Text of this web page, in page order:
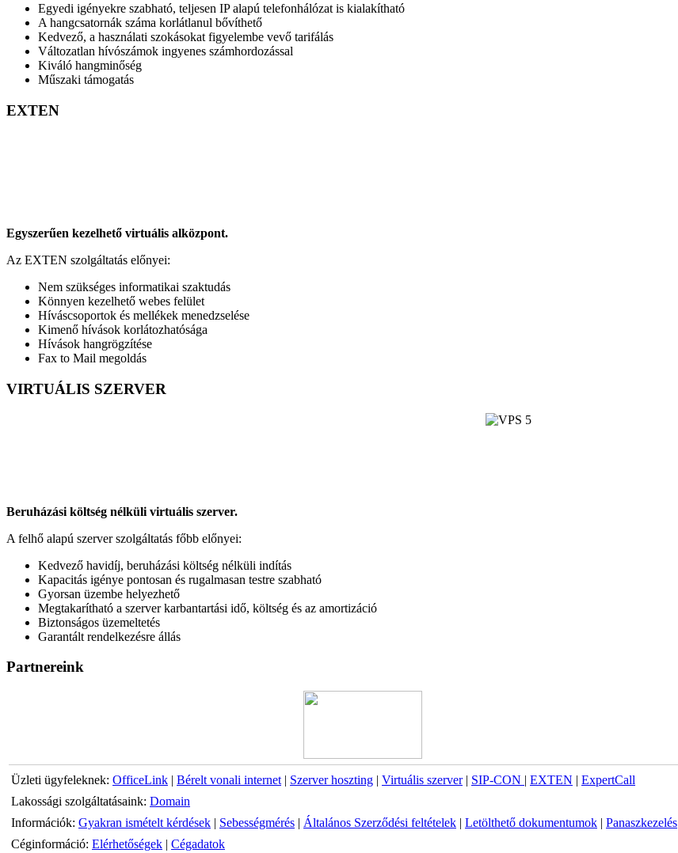
Egyedi igényekre szabható, teljesen IP alapú telefonhálózat is kialakítható
A hangcsatornák száma korlátlanul bővíthető
Kedvező, a használati szokásokat figyelembe vevő tarifálás
Változatlan hívószámok ingyenes számhordozással
Kiváló hangminőség
Műszaki támogatás
EXTEN
Egyszerűen kezelhető virtuális alközpont.
Az EXTEN szolgáltatás előnyei:
Nem szükséges informatikai szaktudás
Könnyen kezelhető webes felület
Híváscsoportok és mellékek menedzselése
Kimenő hívások korlátozhatósága
Hívások hangrögzítése
Fax to Mail megoldás
VIRTUÁLIS SZERVER
Beruházási költség nélküli virtuális szerver.
A felhő alapú szerver szolgáltatás főbb előnyei:
Kedvező havidíj, beruházási költség nélküli indítás
Kapacitás igénye pontosan és rugalmasan testre szabható
Gyorsan üzembe helyezhető
Megtakarítható a szerver karbantartási idő, költség és az amortizáció
Biztonságos üzemeltetés
Garantált rendelkezésre állás
Partnereink
Üzleti ügyfeleknek: OfficeLink | Bérelt vonali internet | Szerver hoszting | Virtuális szerver| SIP-CON | EXTEN | ExpertCall
Lakossági szolgáltatásaink: Domain
Információk: Gyakran ismételt kérdések | Sebességmérés | Általános Szerződési feltételek | Letölthető dokumentumok | Panaszkezelés
Céginformáció: Elérhetőségek | Cégadatok